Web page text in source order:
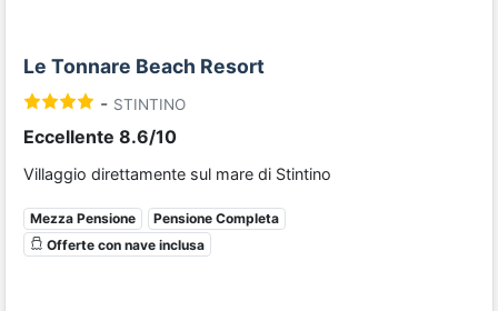
Le Tonnare Beach Resort
- STINTINO
Eccellente 8.6/10
Villaggio direttamente sul mare di Stintino
Mezza Pensione
Pensione Completa
Offerte con nave inclusa